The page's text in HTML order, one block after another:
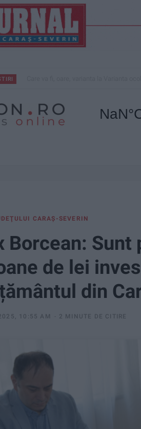
CARAŞ-SEVERIN
Borcean: Sunt
de lei
din
10:55 AM 2 MINUTE DE CITIRE